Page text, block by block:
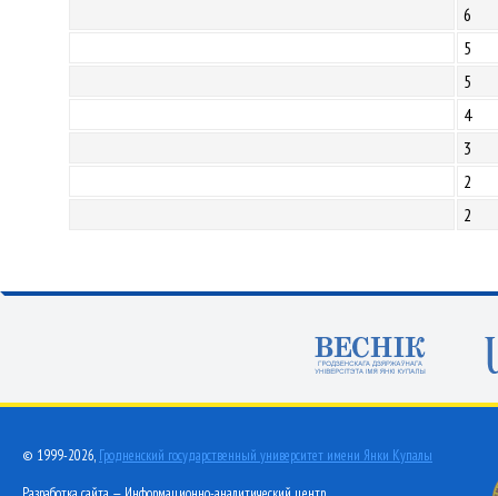
6
5
5
4
3
2
2
© 1999-2026, Гродненский государственный университет имени Янки Купалы